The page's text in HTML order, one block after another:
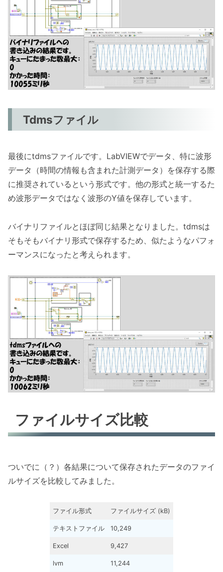
Tdmsファイル
最後にtdmsファイルです。LabVIEWでデータ、特に波形
データ（時間の情報も含まれた計測データ）を保存する際
に推奨されているという形式です。他の形式と統一するた
め波形データではなく波形のY値を保存しています。
バイナリファイルとほぼ同じ結果となりました。tdmsは
そもそもバイナリ形式で保存するため、似たようなパフォ
ーマンスになったと考えられます。
ファイルサイズ比較
ついでに（？）各結果について保存されたデータのファイ
ルサイズを比較してみました。
ファイル形式 ファイルサイズ (kB)
テキストファイル 10,249
Excel 9,427
lvm 11,244